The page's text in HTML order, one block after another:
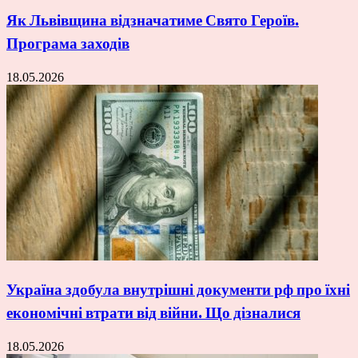
Як Львівщина відзначатиме Свято Героїв.
Програма заходів
18.05.2026
Україна здобула внутрішні документи рф про їхні
економічні втрати від війни. Що дізналися
18.05.2026